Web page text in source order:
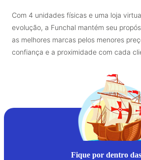
Com 4 unidades físicas e uma loja
evolução, a Funchal mantém seu
as melhores marcas pelos menores
confiança e a proximidade com cada
Fique por dentro